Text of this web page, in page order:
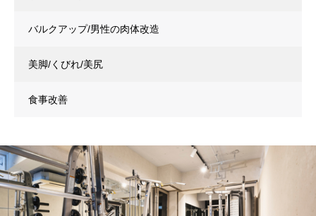
バルクアップ/男性の肉体改造
美脚/くびれ/美尻
食事改善